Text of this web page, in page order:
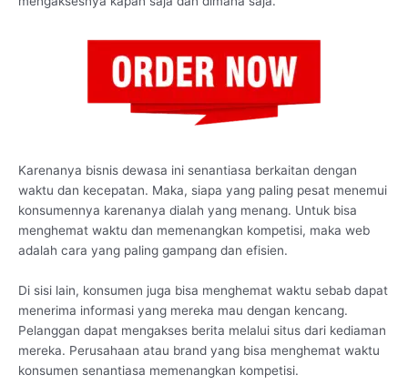
Karenanya bisnis dewasa ini senantiasa berkaitan dengan
waktu dan kecepatan. Maka, siapa yang paling pesat menemui
konsumennya karenanya dialah yang menang. Untuk bisa
menghemat waktu dan memenangkan kompetisi, maka web
adalah cara yang paling gampang dan efisien.
Di sisi lain, konsumen juga bisa menghemat waktu sebab dapat
menerima informasi yang mereka mau dengan kencang.
Pelanggan dapat mengakses berita melalui situs dari kediaman
mereka. Perusahaan atau brand yang bisa menghemat waktu
konsumen senantiasa memenangkan kompetisi.